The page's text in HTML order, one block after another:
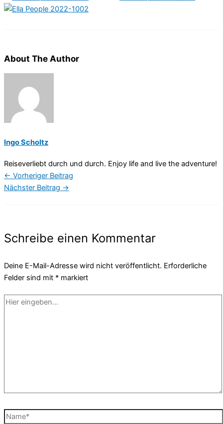
About The Author
Ingo Scholtz
Reiseverliebt durch und durch. Enjoy life and live the adventure!
← Vorheriger Beitrag
Nächster Beitrag →
Schreibe einen Kommentar
Deine E-Mail-Adresse wird nicht veröffentlicht. Erforderliche
Felder sind mit * markiert
Hier
Name*